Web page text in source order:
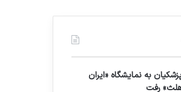
به نمایشگاه «ایران
رفت